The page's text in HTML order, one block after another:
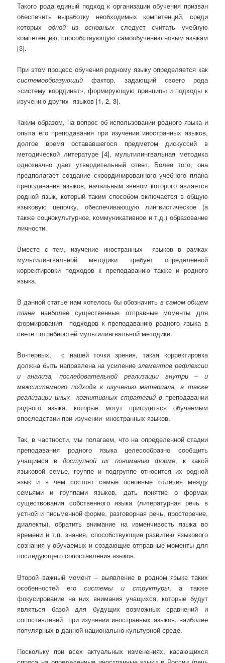
Такого рода единый подход к организации обучения призван
обеспечить выработку необходимых компетенций, среди
которых одной из основныхследует считать учебную
компетенцию, способствующую самообучению новым языкам
[3].
При этом процесс обучения родному языку определяется как
системообразующийфактор, задающий своего рода
«систему координат», формирующую принципы и подходы к
изучению других языков [1, 2, 3].
Таким образом, на вопрос об использовании родного языка и
опыта его преподавания при изучении иностранных языков,
долгое время остававшегося предметом дискуссий в
методической литературе [4], мультилингвальная методика
однозначно дает утвердительный ответ. Более того, она
предполагает создание скоординированного учебного плана
преподавания языков, начальным звеном которого является
родной язык, который таким способом включается в общую
языковую цепочку, обеспечивающую лингвистическое (а
также социокультурное, коммуникативное и т.д.) образование
личности.
Вместе с тем, изучение иностранных языков в рамках
мультилингвальной методики требует определенной
корректировки подходов к преподаванию также и родного
языка.
В данной статье нам хотелось бы обозначить в самом общем
плане наиболее существенные отправные моменты для
формирования подходов к преподаванию родного языка в
свете потребностей мультилингвальной методики.
Во-первых, с нашей точки зрения, такая корректировка
должна быть направлена на усилениеэлементов рефлексии
и анализа, последовательной реализации внутри – и
межсистемного подхода к изучению материала, а также
реализации иных когнитивных стратегий впреподавании
родного языка, которые могут пригодиться обучаемым
впоследствии при изучении иностранных языков.
Так, в частности, мы полагаем, что на определенной стадии
преподавания родного языка целесообразно сообщить
учащимся вдоступной их пониманию форме, к какой
языковой семье, группе и подгруппе относится их родной
язык и в чем состоят самые основные отличия между
семьями и группами языков, дать понятие о формах
существования собственного языка (литературная речь в
устной и письменной форме, разговорная речь, просторечие,
диалекты), обратить внимание на изменчивость языка во
времени и т.п. знания, способствующие развитию языкового
сознания у обучаемых и создающие отправные моменты для
последующего сопоставления языков.
Второй важный момент – выявление в родном языке таких
особенностей егосистемы и структуры, а также
фокусирование на них внимания учащихся, которые будут
являться базой для будущих возможных сравнений и
сопоставлений при изучении иностранных языков, наиболее
популярных в данной национально-культурной среде.
Поскольку при всех актуальных изменениях, касающихся